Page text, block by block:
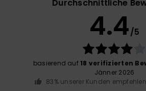
Durchschnittliche
4.4/5
basierend auf 18 verifizierten
Jänner 2026
83% unserer Kunden